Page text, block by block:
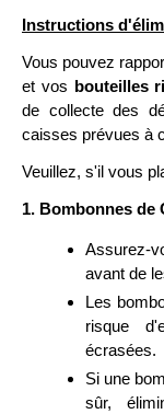
Instructions
Vous pouvez
et vos bouteilles
de collecte des
caisses prévues à
Veuillez, s'il vous
1. Bombonnes de
Assurez-
avant de
Les
risque
écrasées.
Si une
sûr,